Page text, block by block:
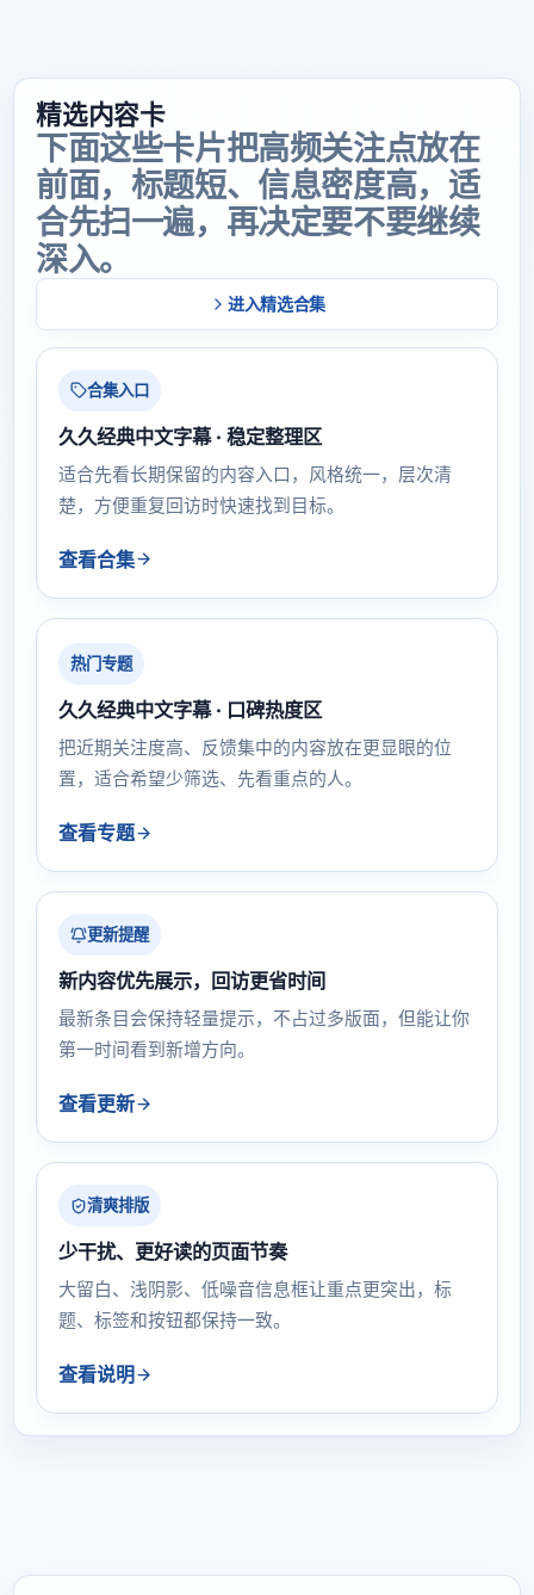
精选内容卡
下面这些卡片把高频关注点放在
前面，标题短、信息密度高，适
合先扫一遍，再决定要不要继续
深入。
进入精选合集
合集入口
久久经典中文字幕 · 稳定整理区
适合先看长期保留的内容入口，风格统一，层次清
楚，方便重复回访时快速找到目标。
查看合集
热门专题
久久经典中文字幕 · 口碑热度区
把近期关注度高、反馈集中的内容放在更显眼的位
置，适合希望少筛选、先看重点的人。
查看专题
更新提醒
新内容优先展示，回访更省时间
最新条目会保持轻量提示，不占过多版面，但能让你
第一时间看到新增方向。
查看更新
清爽排版
少干扰、更好读的页面节奏
大留白、浅阴影、低噪音信息框让重点更突出，标
题、标签和按钮都保持一致。
查看说明